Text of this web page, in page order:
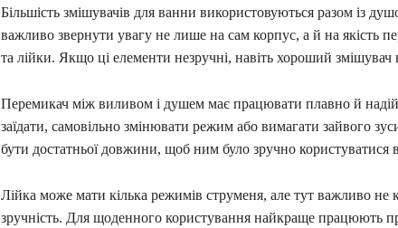
Більшість змішувачів для ванни використовуються разом із
важливо звернути увагу не лише на сам корпус, а й на якість
та лійки. Якщо ці елементи незручні, навіть хороший змішувач
Перемикач між виливом і душем має працювати плавно й
заїдати, самовільно змінювати режим або вимагати зайвого
бути достатньої довжини, щоб ним було зручно користуватися
Лійка може мати кілька режимів струменя, але тут важливо не
зручність. Для щоденного користування найкраще працюють